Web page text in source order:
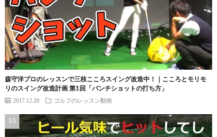
森守洋プロのレッスンで三枝こころスイング改造中！｜こころとモリモ
リのスイング改造計画 第1回「パンチショットの打ち方」
2017.12.20 ゴルフのレッスン動画